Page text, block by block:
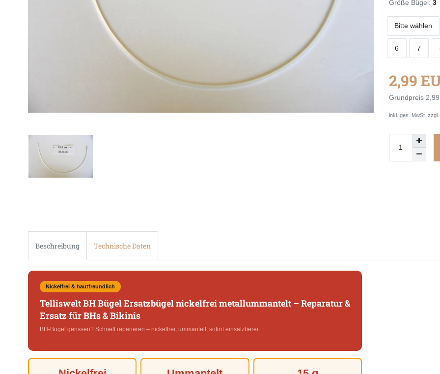
Größe Bügel: 3
Bitte wählen
6 7
2,99
Grundpreis
inkl. ges. MwSt. zzgl.
Beschreibung Technische Daten
Nickelfrei & hautfreundlich
Telliswelt BH Bügel Ersatzbügel nickelfrei metallummantelt – Reparatur &
Ersatz für BHs & Bikinis
BH-Bügel gerissen? Schnell reparieren – nickelfrei, ummantelt, sofort einsatzbereit.